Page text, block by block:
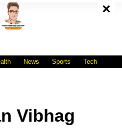
News Sports Tech
Vibhag